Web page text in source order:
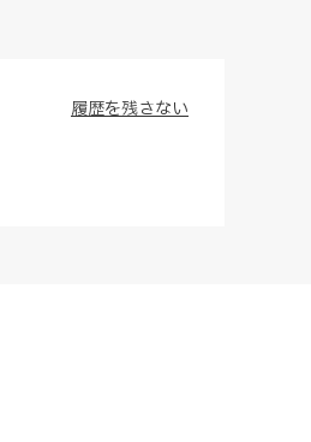
履歴を残さない